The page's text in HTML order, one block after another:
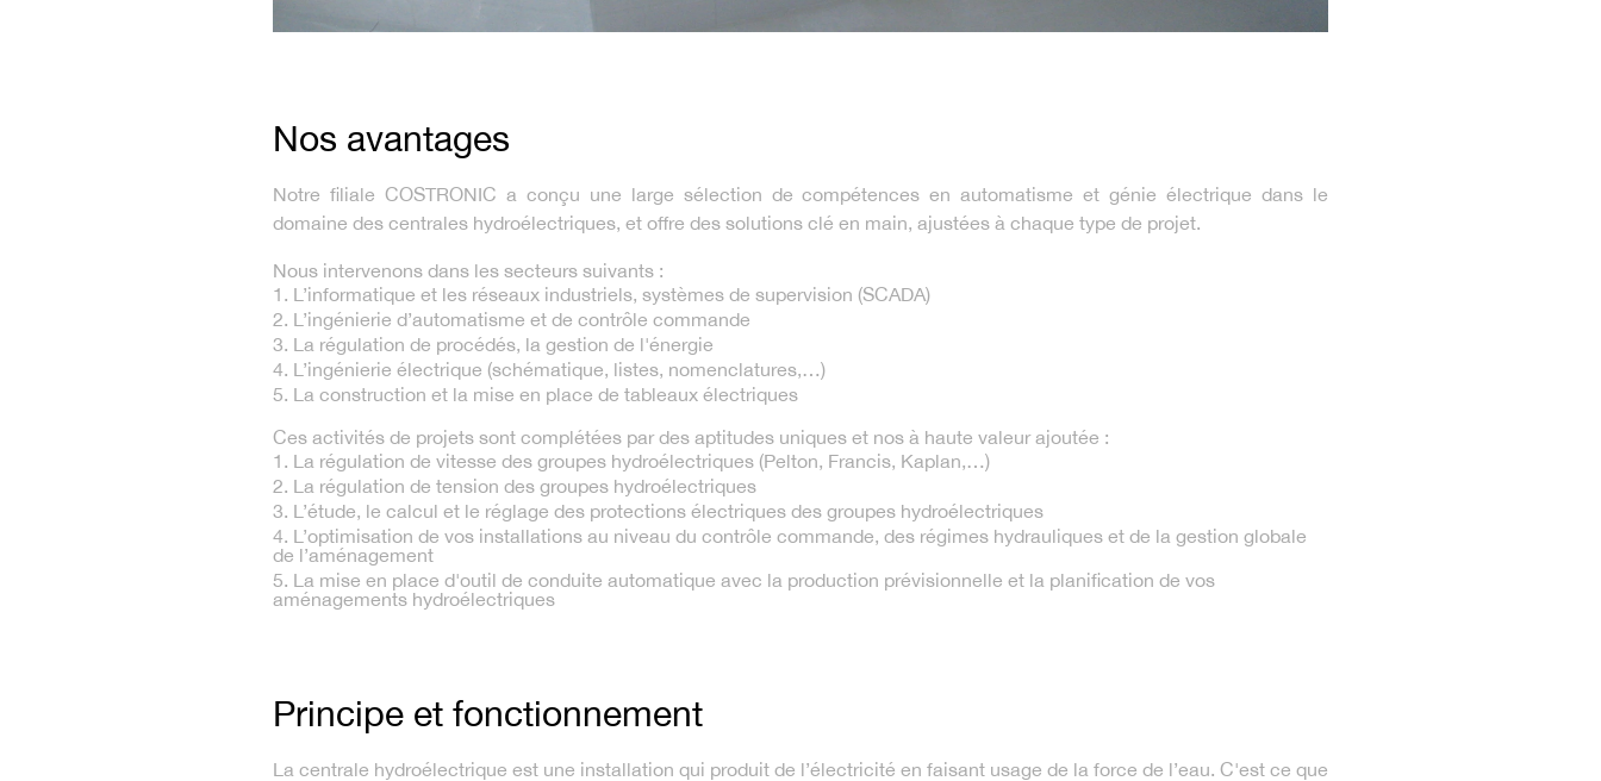
Nos avantages
Notre filiale COSTRONIC a conçu une large sélection de compétences en automatisme et génie électrique dans le
domaine des centrales hydroélectriques, et offre des solutions clé en main, ajustées à chaque type de projet.
Nous intervenons dans les secteurs suivants :
1. L’informatique et les réseaux industriels, systèmes de supervision (SCADA)
2. L’ingénierie d’automatisme et de contrôle commande
3. La régulation de procédés, la gestion de l'énergie
4. L’ingénierie électrique (schématique, listes, nomenclatures,…)
5. La construction et la mise en place de tableaux électriques
Ces activités de projets sont complétées par des aptitudes uniques et nos à haute valeur ajoutée :
1. La régulation de vitesse des groupes hydroélectriques (Pelton, Francis, Kaplan,…)
2. La régulation de tension des groupes hydroélectriques
3. L’étude, le calcul et le réglage des protections électriques des groupes hydroélectriques
4. L’optimisation de vos installations au niveau du contrôle commande, des régimes hydrauliques et de la gestion globale
de l’aménagement
5. La mise en place d'outil de conduite automatique avec la production prévisionnelle et la planification de vos
aménagements hydroélectriques
Principe et fonctionnement
La centrale hydroélectrique est une installation qui produit de l’électricité en faisant usage de la force de l’eau. C'est ce que